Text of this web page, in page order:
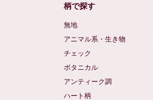
柄で探す
無地
アニマル系・生き物
チェック
ボタニカル
アンティーク調
ハート柄